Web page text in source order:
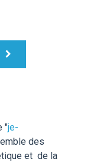
"je-
des
et de la